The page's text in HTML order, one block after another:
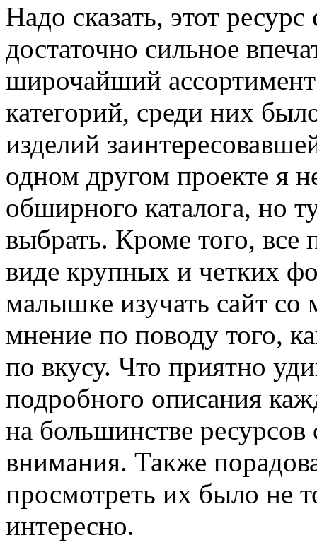
Надо сказать, этот
достаточно сильное
широчайший
категорий, среди них
изделий
одном другом проекте я
обширного каталога, но
выбрать. Кроме того, все
виде крупных и четких
малышке изучать сайт со
мнение по поводу того,
по вкусу. Что приятно
подробного описания
на большинстве
внимания. Также
просмотреть их было не
интересно.